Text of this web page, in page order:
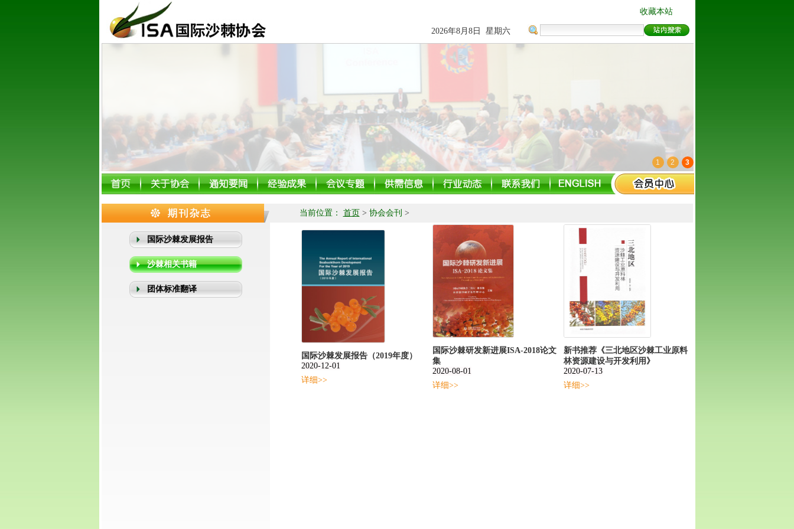
2026年8月8日 星期六
收藏本站
1 2 3
当前位置： 首页 > 协会会刊 >
国际沙棘发展报告
沙棘相关书籍
团体标准翻译
国际沙棘发展报告（2019年度）
2020-12-01
详细>>
国际沙棘研发新进展ISA-2018论文
集
2020-08-01
详细>>
新书推荐《三北地区沙棘工业原料
林资源建设与开发利用》
2020-07-13
详细>>